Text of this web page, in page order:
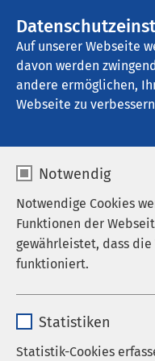
Auf unserer Webseite
davon werden
andere ermöglichen,
Webseite zu
Notwendig
Notwendige Cookies
Funktionen der
gewährleistet, dass
funktioniert.
Anbieter sgalinski
Statistiken
Statistik-Cookies
AMEOS Klinikum St.
Ihre